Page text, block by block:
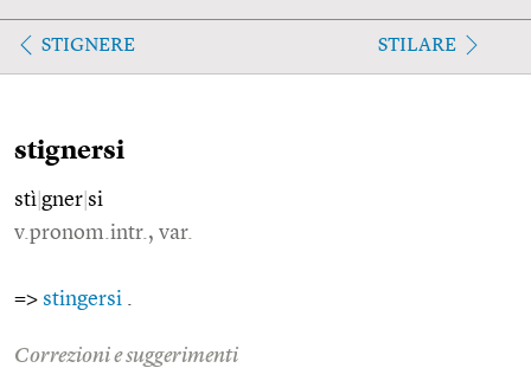
STIGNERE STILARE
stignersi
stì gner si
v.pronom.intr., var.
=> stingersi
Correzioni e suggerimenti